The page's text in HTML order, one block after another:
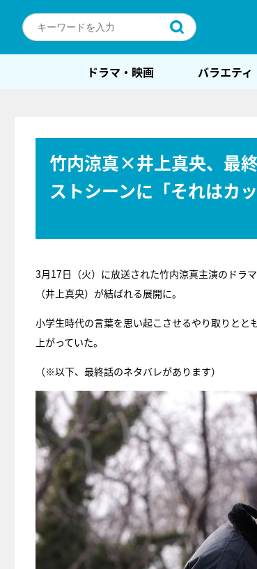
ドラマ・映画 バラエティ
竹内涼真×井上真央、最
ストシーンに「それはカ
3月17日（火）に放送された竹内涼真主演のドラ
（井上真央）が結ばれる展開に。
小学生時代の言葉を思い起こさせるやり取りとと
上がっていた。
（※以下、最終話のネタバレがあります）